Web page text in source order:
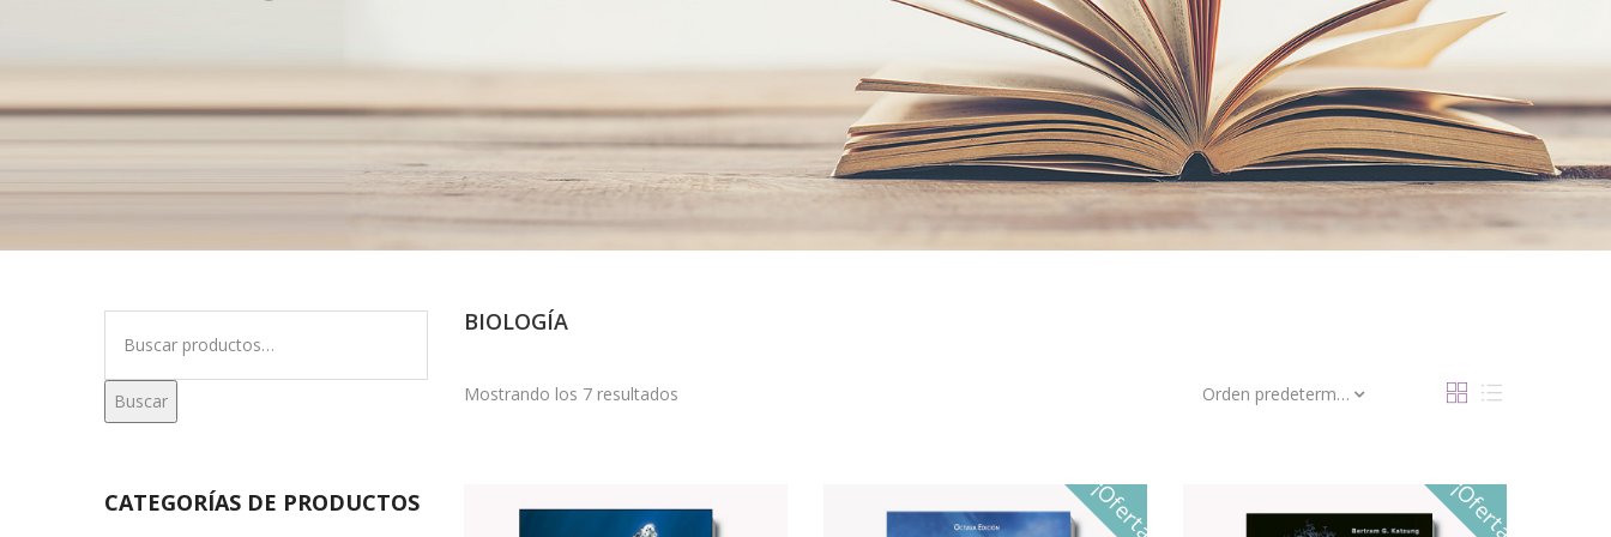
BIOLOGÍA
Mostrando los 7 resultados Orden predeterminado
¡Oferta! ¡Oferta!
Buscar
CATEGORÍAS DE PRODUCTOS